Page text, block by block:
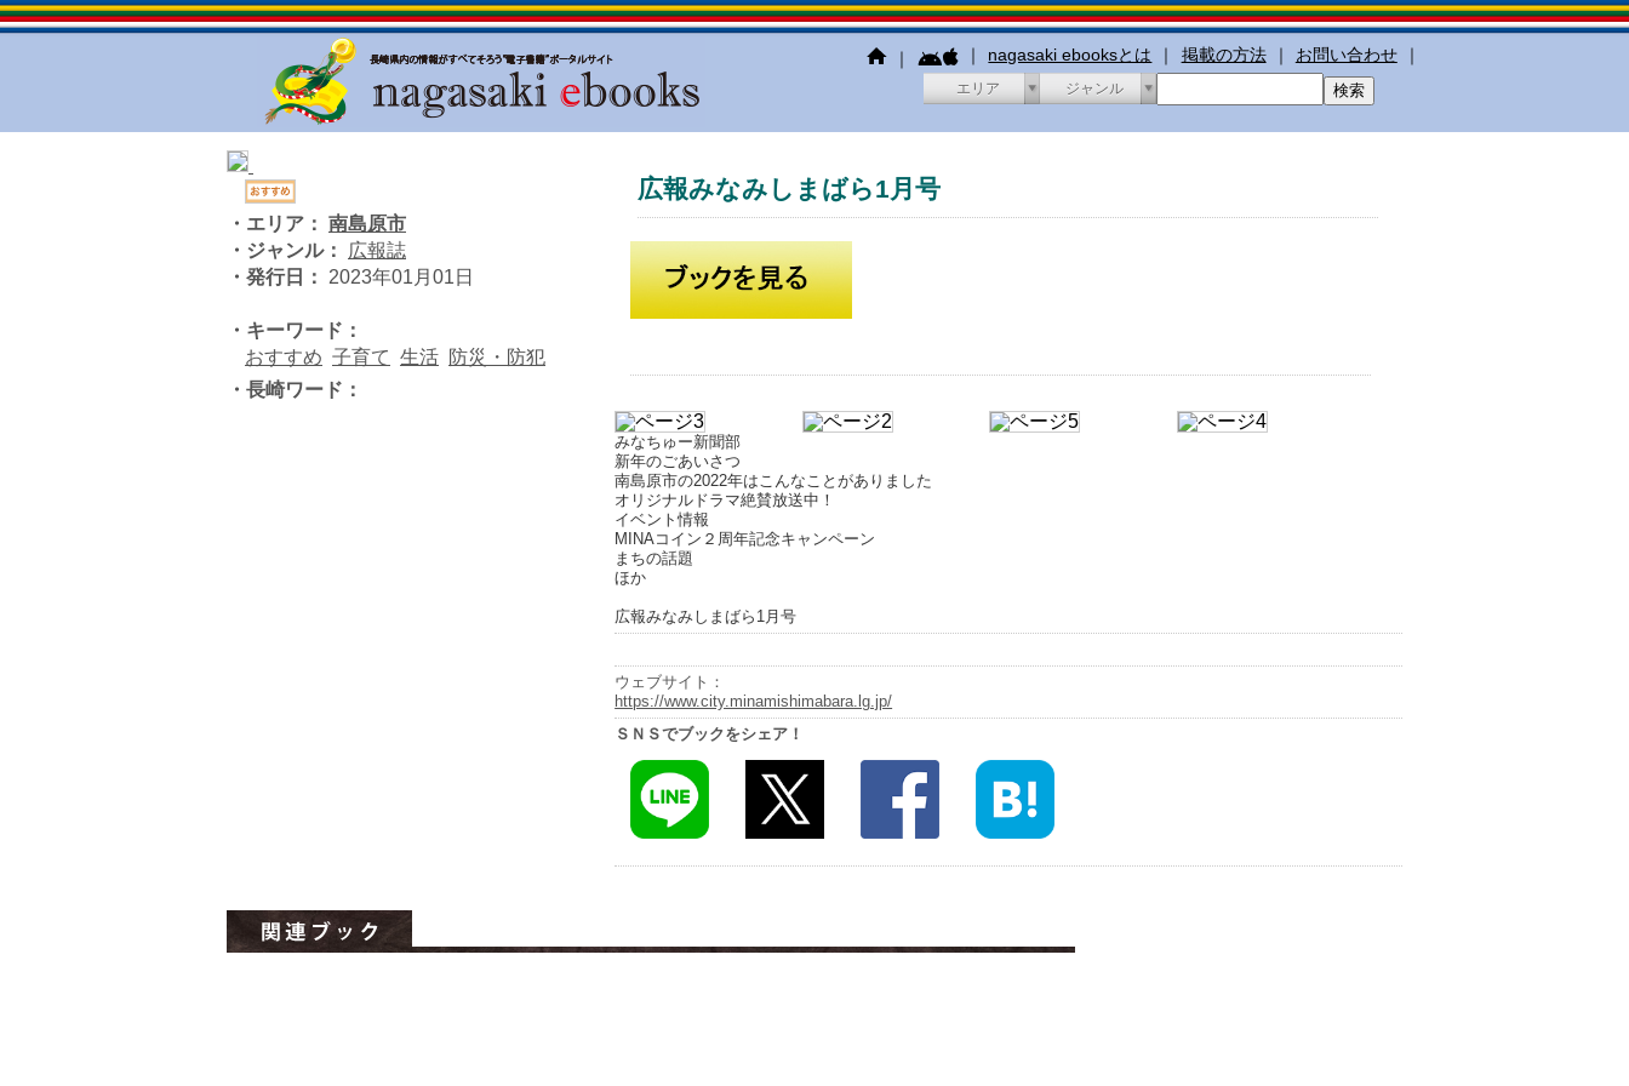
｜ ｜ nagasaki ebooksとは ｜ 掲載の方法 ｜ お問い合わせ ｜
エリア ジャンル
広報みなみしまばら1月号
・エリア： 南島原市
・ジャンル：
広報誌
・発行日：
2023年01月01日
・キーワード：
おすすめ 子育て 生活 防災・防犯
・長崎ワード：
みなちゅー新聞部
新年のごあいさつ
南島原市の2022年はこんなことがありました
オリジナルドラマ絶賛放送中！
イベント情報
MINAコイン２周年記念キャンペーン
まちの話題
ほか
広報みなみしまばら1月号
ウェブサイト：
https://www.city.minamishimabara.lg.jp/
ＳＮＳでブックをシェア！